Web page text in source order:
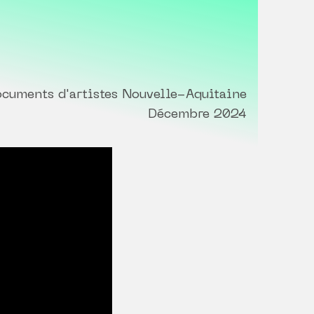
d'artistes Nouvelle-Aquitaine
Décembre 2024